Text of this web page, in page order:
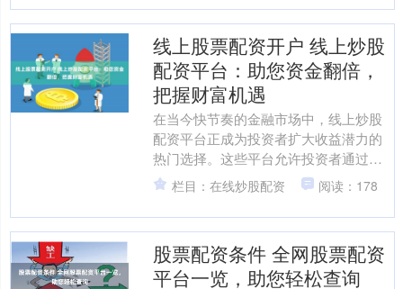
线上股票配资开户 线上炒股
配资平台：助您资金翻倍，
把握财富机遇
在当今快节奏的金融市场中，线上炒股
配资平台正成为投资者扩大收益潜力的
热门选择。这些平台允许投资者通过借
入资金来增加其投资规模，从而获得更
大的收益机会。 配资炒股....
栏目：在线炒股配资 阅读：178
股票配资条件 全网股票配资
平台一览，助您轻松查询